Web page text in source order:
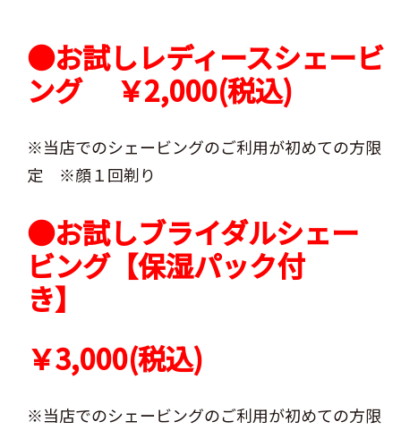
●お試しレディースシェービ
ング ￥2,000(税込)
※当店でのシェービングのご利用が初めての方限
定 ※顔１回剃り
●お試しブライダルシェー
ビング【保湿パック付
き】
￥3,000(税込)
※当店でのシェービングのご利用が初めての方限